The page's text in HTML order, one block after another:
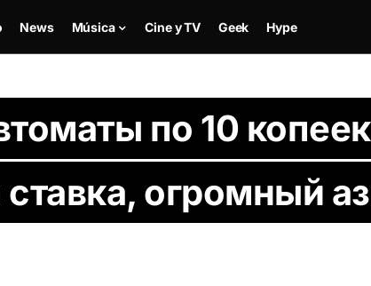
News Música Cine y TV Geek Hype
по 10
огромный